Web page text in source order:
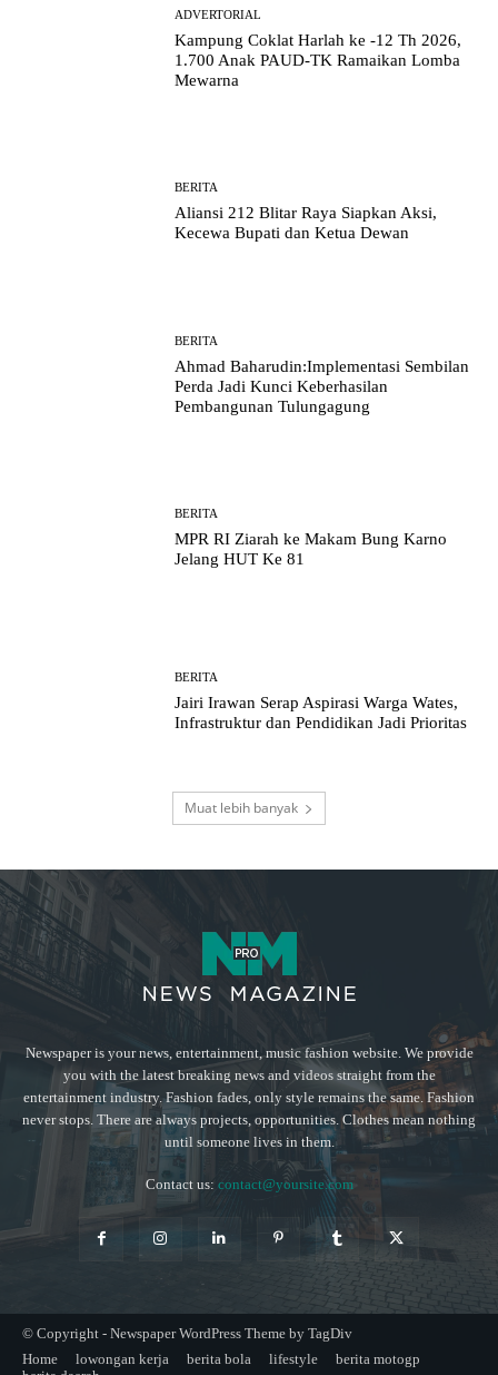
ADVERTORIAL
Kampung Coklat Harlah ke -12 Th 2026,
1.700 Anak PAUD-TK Ramaikan Lomba
Mewarna
BERITA
Aliansi 212 Blitar Raya Siapkan Aksi,
Kecewa Bupati dan Ketua Dewan
BERITA
Ahmad Baharudin:Implementasi Sembilan
Perda Jadi Kunci Keberhasilan
Pembangunan Tulungagung
BERITA
MPR RI Ziarah ke Makam Bung Karno
Jelang HUT Ke 81
BERITA
Jairi Irawan Serap Aspirasi Warga Wates,
Infrastruktur dan Pendidikan Jadi Prioritas
Muat lebih banyak
Newspaper is your news, entertainment, music fashion website. We provide
you with the latest breaking news and videos straight from the
entertainment industry. Fashion fades, only style remains the same. Fashion
never stops. There are always projects, opportunities. Clothes mean nothing
until someone lives in them.
Contact us: contact@yoursite.com
© Copyright - Newspaper WordPress Theme by TagDiv
Home
lowongan kerja berita bola lifestyle
berita motogp